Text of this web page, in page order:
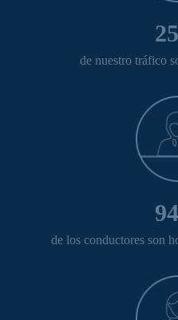
de nuestro tráfico
de los conductores son